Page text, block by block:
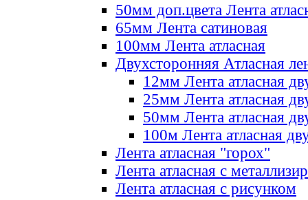
50мм доп.цвета Лента
65мм Лента сатиновая
100мм Лента атласная
Двухсторонняя Атласная
12мм Лента атласная
25мм Лента атласная
50мм Лента атласная
100м Лента атласная
Лента атласная "горох"
Лента атласная с
Лента атласная с рисунком